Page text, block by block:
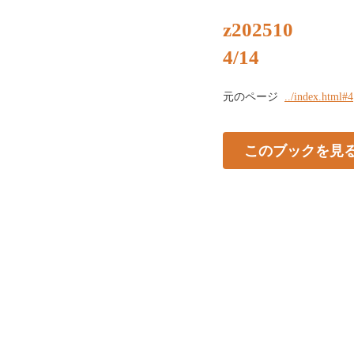
z202510
4/14
元のページ ../index.html#4
このブックを見